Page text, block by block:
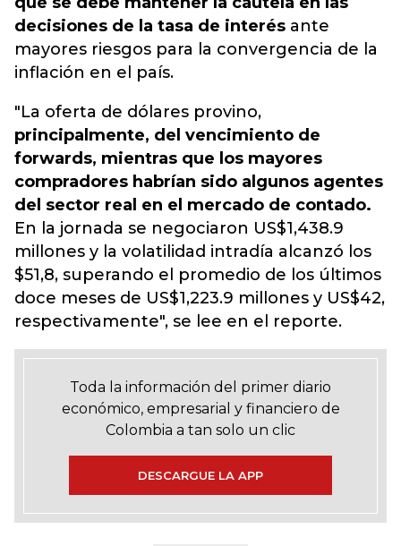
decisiones de la tasa de interés ante
mayores riesgos para la convergencia de la
inflación en el país.
"La oferta de dólares provino,
principalmente, del vencimiento de
forwards, mientras que los mayores
compradores habrían sido algunos agentes
del sector real en el mercado de contado.
En la jornada se negociaron US$1,438.9
millones y la volatilidad intradía alcanzó los
$51,8, superando el promedio de los últimos
doce meses de US$1,223.9 millones y US$42,
respectivamente", se lee en el reporte.
Toda la información del primer diario
económico, empresarial y financiero de
Colombia a tan solo un clic
DESCARGUE LA APP